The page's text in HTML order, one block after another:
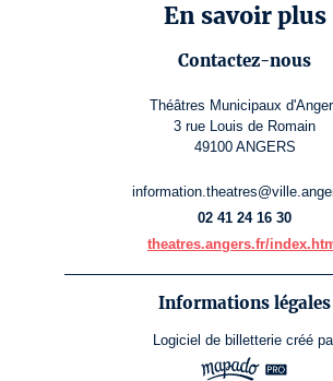
En savoir plus
Contactez-nous
Théâtres Municipaux
3 rue Louis de Romain
49100 ANGERS
02 41 24 16 30
theatres.angers.fr/
Informations légales
Logiciel de billetterie créé